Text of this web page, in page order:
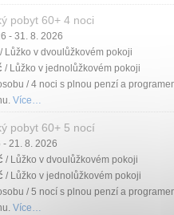
pobyt 60+ 4 noci
- 31. 8. 2026
/ Lůžko v dvoulůžkovém pokoji
/ Lůžko v jednolůžkovém pokoji
/ 4 noci s plnou penzí a
Více…
pobyt 60+ 5 nocí
- 21. 8. 2026
/ Lůžko v dvoulůžkovém pokoji
/ Lůžko v jednolůžkovém pokoji
/ 5 nocí s plnou penzí a
Více…